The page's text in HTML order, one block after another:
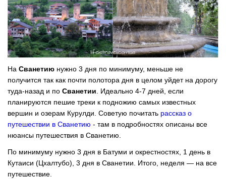
На Сванетию нужно 3 дня по минимуму, меньше не
получится так как почти полотора дня в целом уйдет на дорогу
туда-назад и по Сванетии . Идеально 4-7 дней, если
планируются пешие треки к подножию самых известных
вершин и озерам Курулди. Советую почитать рассказ о
путешествии в Сванетию - там в подробностях описаны все
нюансы путешествия в Сванетию.
По минимуму нужно 3 дня в Батуми и окрестностях, 1 день в
Кутаиси (Цхалтубо), 3 дня в Сванетии. Итого, неделя — на все
путешествие.